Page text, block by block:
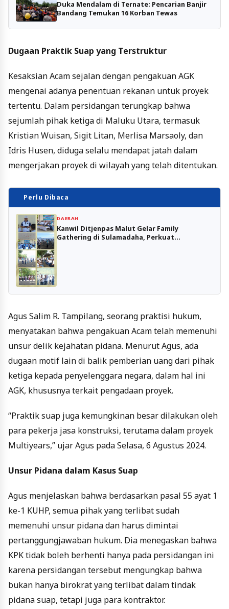
Duka Mendalam di Ternate: Pencarian Banjir
Bandang Temukan 16 Korban Tewas
Dugaan Praktik Suap yang Terstruktur
Kesaksian Acam sejalan dengan pengakuan AGK
mengenai adanya penentuan rekanan untuk proyek
tertentu. Dalam persidangan terungkap bahwa
sejumlah pihak ketiga di Maluku Utara, termasuk
Kristian Wuisan, Sigit Litan, Merlisa Marsaoly, dan
Idris Husen, diduga selalu mendapat jatah dalam
mengerjakan proyek di wilayah yang telah ditentukan.
Perlu Dibaca
DAERAH
Kanwil Ditjenpas Malut Gelar Family
Gathering di Sulamadaha, Perkuat
Agus Salim R. Tampilang, seorang praktisi hukum,
menyatakan bahwa pengakuan Acam telah memenuhi
unsur delik kejahatan pidana. Menurut Agus, ada
dugaan motif lain di balik pemberian uang dari pihak
ketiga kepada penyelenggara negara, dalam hal ini
AGK, khususnya terkait pengadaan proyek.
“Praktik suap juga kemungkinan besar dilakukan oleh
para pekerja jasa konstruksi, terutama dalam proyek
Multiyears,” ujar Agus pada Selasa, 6 Agustus 2024.
Unsur Pidana dalam Kasus Suap
Agus menjelaskan bahwa berdasarkan pasal 55 ayat 1
ke-1 KUHP, semua pihak yang terlibat sudah
memenuhi unsur pidana dan harus dimintai
pertanggungjawaban hukum. Dia menegaskan bahwa
KPK tidak boleh berhenti hanya pada persidangan ini
karena persidangan tersebut mengungkap bahwa
bukan hanya birokrat yang terlibat dalam tindak
pidana suap, tetapi juga para kontraktor.